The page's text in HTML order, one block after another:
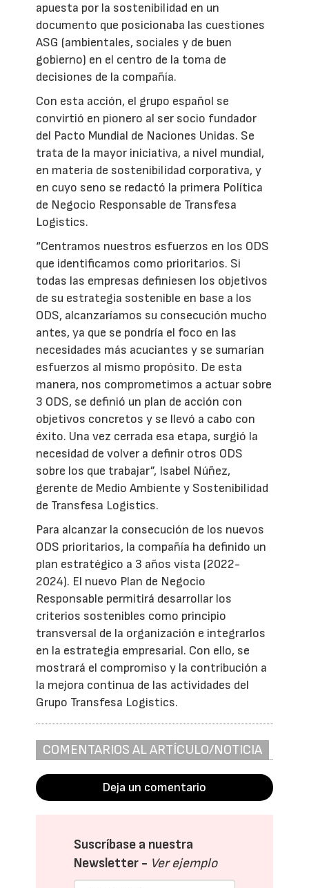
apuesta por la sostenibilidad en un
documento que posicionaba las cuestiones
ASG (ambientales, sociales y de buen
gobierno) en el centro de la toma de
decisiones de la compañía.
Con esta acción, el grupo español se
convirtió en pionero al ser socio fundador
del Pacto Mundial de Naciones Unidas. Se
trata de la mayor iniciativa, a nivel mundial,
en materia de sostenibilidad corporativa, y
en cuyo seno se redactó la primera Política
de Negocio Responsable de Transfesa
Logistics.
“Centramos nuestros esfuerzos en los ODS
que identificamos como prioritarios. Si
todas las empresas definiesen los objetivos
de su estrategia sostenible en base a los
ODS, alcanzaríamos su consecución mucho
antes, ya que se pondría el foco en las
necesidades más acuciantes y se sumarían
esfuerzos al mismo propósito. De esta
manera, nos comprometimos a actuar sobre
3 ODS, se definió un plan de acción con
objetivos concretos y se llevó a cabo con
éxito. Una vez cerrada esa etapa, surgió la
necesidad de volver a definir otros ODS
sobre los que trabajar”, Isabel Núñez,
gerente de Medio Ambiente y Sostenibilidad
de Transfesa Logistics.
Para alcanzar la consecución de los nuevos
ODS prioritarios, la compañía ha definido un
plan estratégico a 3 años vista (2022-
2024). El nuevo Plan de Negocio
Responsable permitirá desarrollar los
criterios sostenibles como principio
transversal de la organización e integrarlos
en la estrategia empresarial. Con ello, se
mostrará el compromiso y la contribución a
la mejora continua de las actividades del
Grupo Transfesa Logistics.
COMENTARIOS AL ARTÍCULO/NOTICIA
Deja un comentario
Suscríbase a nuestra
Newsletter - Ver ejemplo